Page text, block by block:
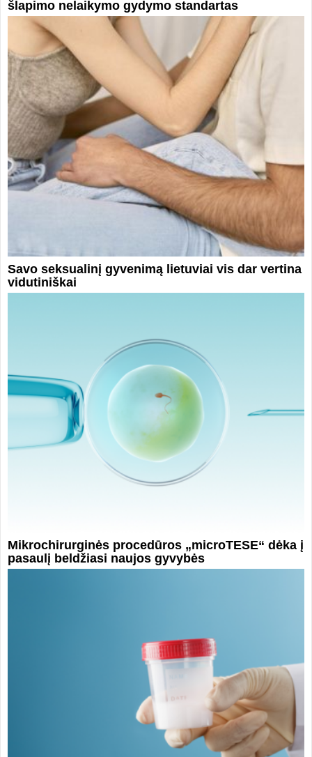
šlapimo nelaikymo gydymo standartas
Savo seksualinį gyvenimą lietuviai vis dar vertina
vidutiniškai
Mikrochirurginės procedūros „microTESE“ dėka į
pasaulį beldžiasi naujos gyvybės